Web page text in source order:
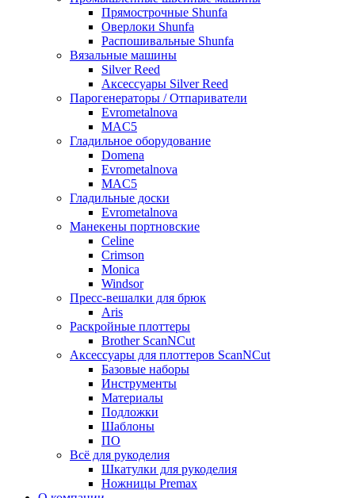
Прямострочные Shunfa
Оверлоки Shunfa
Распошивальные Shunfa
Вязальные машины
Silver Reed
Аксессуары Silver Reed
Парогенераторы / Отпариватели
Evrometalnova
MAC5
Гладильное оборудование
Domena
Evrometalnova
MAC5
Гладильные доски
Evrometalnova
Манекены портновские
Celine
Crimson
Monica
Windsor
Пресс-вешалки для брюк
Aris
Раскройные плоттеры
Brother ScanNCut
Аксессуары для плоттеров ScanNCut
Базовые наборы
Инструменты
Материалы
Подложки
Шаблоны
ПО
Всё для рукоделия
Шкатулки для рукоделия
Ножницы Premax